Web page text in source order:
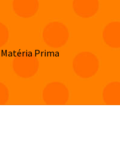
Matéria Prima